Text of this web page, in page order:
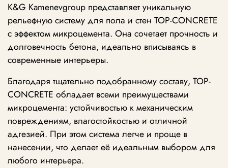
K&G Kamenevgroup представляет уникальную
рельефную систему для пола и стен TOP-CONCRETE
с эффектом микроцемента. Она сочетает прочность и
долговечность бетона, идеально вписываясь в
современные интерьеры.
Благодаря тщательно подобранному составу, TOP-
CONCRETE обладает всеми преимуществами
микроцемента: устойчивостью к механическим
повреждениям, влагостойкостью и отличной
адгезией. При этом система легче и проще в
нанесении, что делает её идеальным выбором для
любого интерьера.